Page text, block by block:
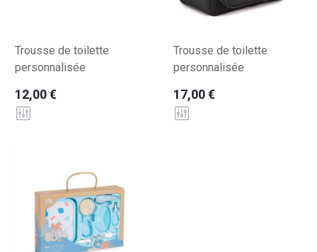
Trousse de toilette
personnalisée
12,00 €
Trousse de toilette
personnalisée
17,00 €